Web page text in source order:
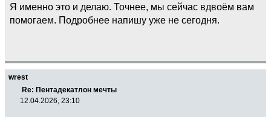
Я именно это и делаю. Точнее, мы сейчас вдвоём вам
помогаем. Подробнее напишу уже не сегодня.
wrest
Re: Пентадекатлон мечты
12.04.2026, 23:10